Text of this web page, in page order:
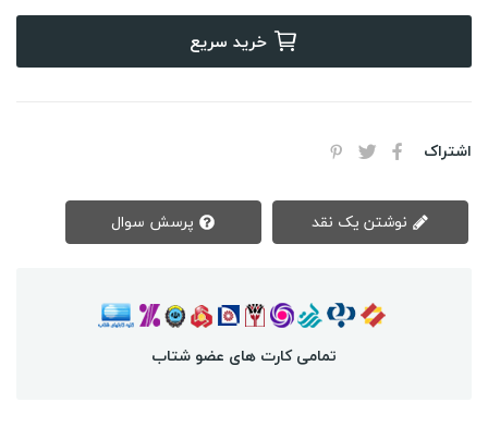
خرید سریع
اشتراک
تمامی کارت های عضو شتاب